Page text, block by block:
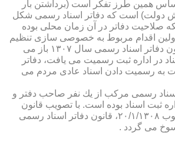
همین طرز تفكر است (برداشتن بار
دولت) است كه دفاتر اسناد رسمی شكل
صلاحیت دفاتر در آن زمان محلی بوده
اقدام مربوط به خصوصی سازی تنظیم
اسناد مراجعان، به قانون دفاتر اسناد رسمی سال ۱۳۰۷ باز می
در اداره ثبت رسمیت می یافت، دفاتر
به رسمیت دادن اسناد عادی مردم می
رسمی مركب از یك نفر صاحب دفتر و
ثبت اسناد بوده است. با تصویب قانون
ثبت اسناد و املاك مصوب ۲۰/۱/۱۳۰۸، قانون دفاتر اسناد رسمی